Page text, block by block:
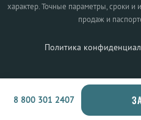
характер. Точные параметры, сроки и
продаж и
Политика
8 800 301 2407